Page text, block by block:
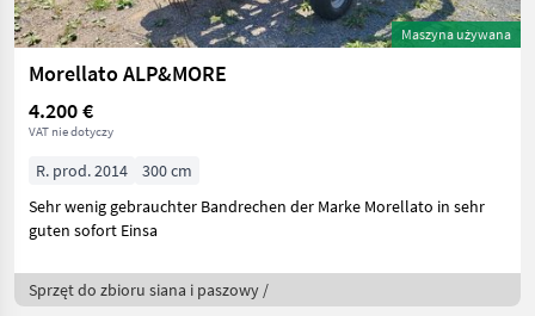
Maszyna używana
Morellato ALP&MORE
4.200 €
VAT nie dotyczy
R. prod. 2014
300 cm
Sehr wenig gebrauchter Bandrechen der Marke Morellato in sehr
guten sofort Einsa
Sprzęt do zbioru siana i paszowy /